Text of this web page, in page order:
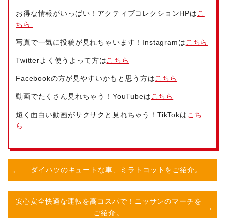
お得な情報がいっぱい！アクティブコレクションHPは こ
ちら
写真で一気に投稿が見れちゃいます！Instagramは こちら
Twitterよく使うよって方はこちら
Facebookの方が見やすいかもと思う方はこちら
動画でたくさん見れちゃう！YouTubeは こちら
短く面白い動画がサクサクと見れちゃう！TikTokは こち
ら
ダイハツのキュートな車、ミラトコットをご紹介。
安心安全快適な運転を高コスパで！ニッサンのマーチを
ご紹介。